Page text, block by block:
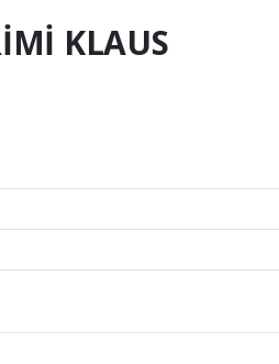
KLAUS